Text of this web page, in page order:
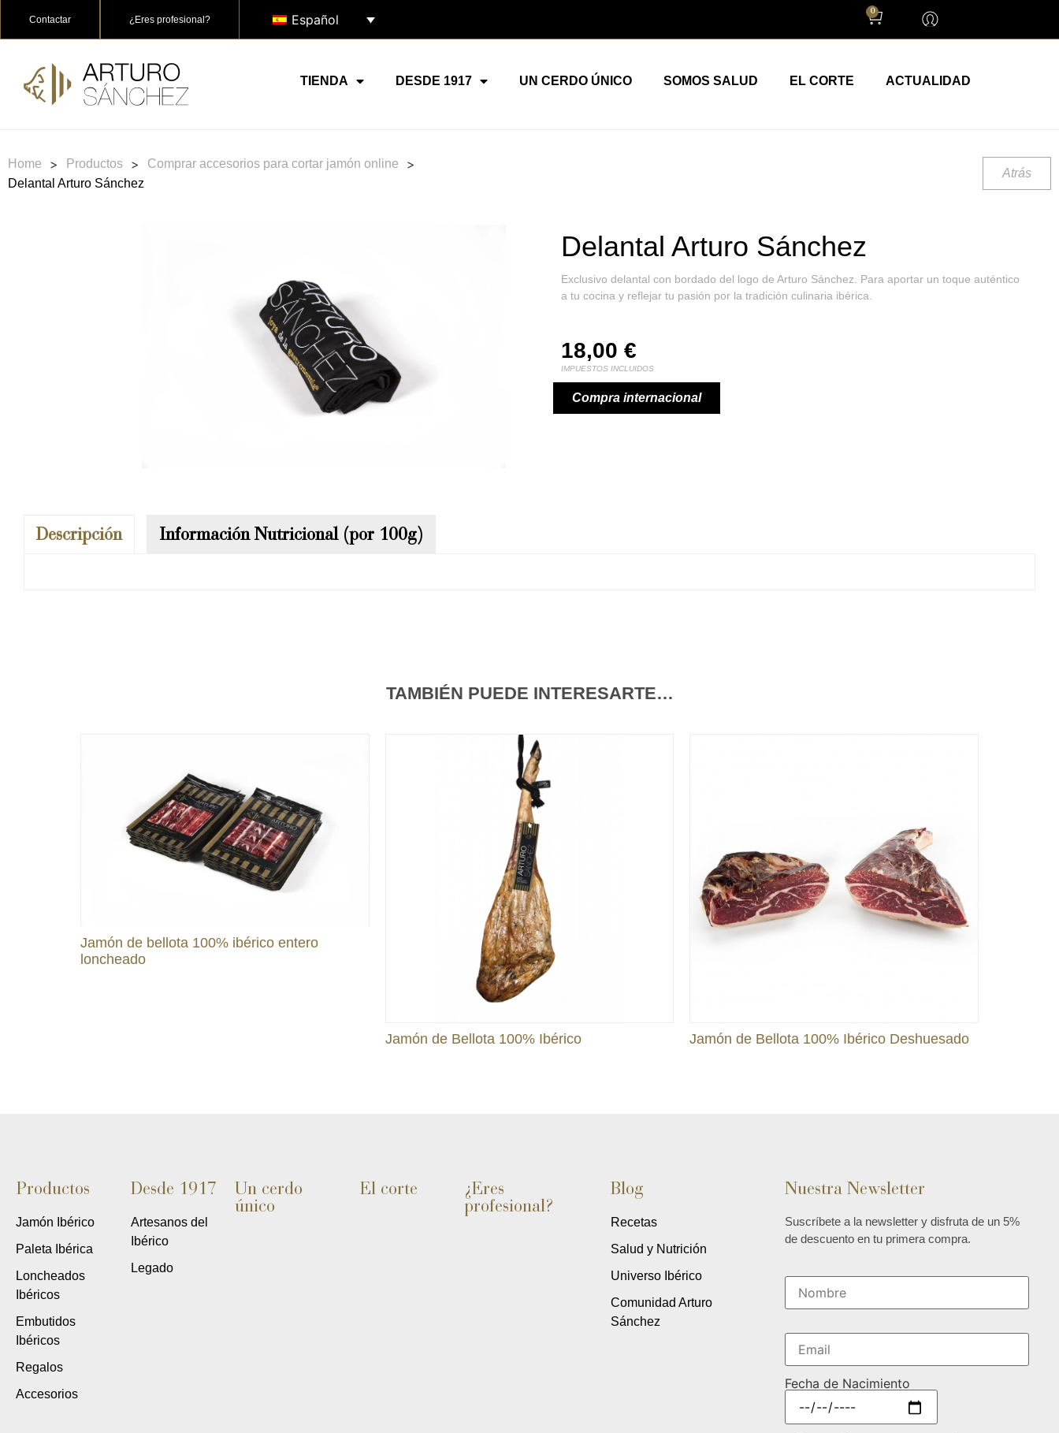
Contactar ¿Eres profesional? Español
0
TIENDA DESDE 1917 UN CERDO ÚNICO SOMOS SALUD EL CORTE ACTUALIDAD
Home > Productos > Comprar accesorios para cortar jamón online >
Delantal Arturo Sánchez
Atrás
Delantal Arturo Sánchez
Exclusivo delantal con bordado del logo de Arturo Sánchez. Para aportar un toque auténtico
a tu cocina y reflejar tu pasión por la tradición culinaria ibérica.
18,00 €
IMPUESTOS INCLUIDOS
Compra internacional
Descripción Información Nutricional (por 100g)
TAMBIÉN PUEDE INTERESARTE…
Jamón de bellota 100% ibérico entero
loncheado
Jamón de Bellota 100% Ibérico Jamón de Bellota 100% Ibérico Deshuesado
Productos
Jamón Ibérico
Paleta Ibérica
Loncheados
Ibéricos
Embutidos
Ibéricos
Regalos
Accesorios
Desde 1917
Artesanos del
Ibérico
Legado
Un cerdo
único
El corte
¿Eres
profesional?
Blog
Recetas
Salud y Nutrición
Universo Ibérico
Comunidad Arturo
Sánchez
Nuestra Newsletter
Suscríbete a la newsletter y disfruta de un 5%
de descuento en tu primera compra.
Fecha de Nacimiento